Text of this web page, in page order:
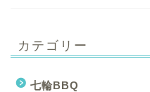
カテゴリー
七輪BBQ